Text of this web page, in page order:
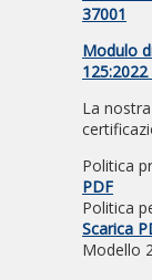
37001
Modulo
La
Politica
PDF
Politica
Scarica
Modello